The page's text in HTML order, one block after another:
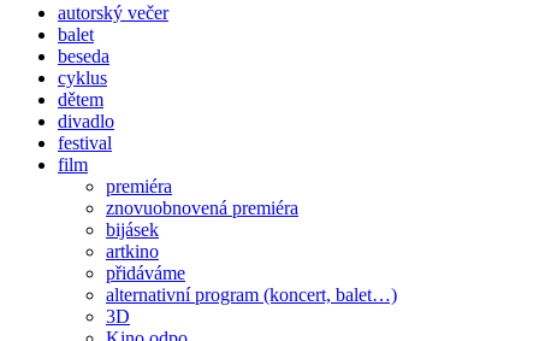
autorský večer
balet
beseda
cyklus
dětem
divadlo
festival
film
premiéra
znovuobnovená premiéra
bijásek
artkino
přidáváme
alternativní program (koncert, balet…)
3D